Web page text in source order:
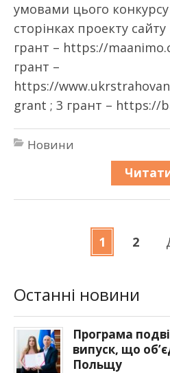
умовами цього
сторінках проекту
грант – https://
грант –
https://
grant ; 3 грант – https://
Новини
1 2
Останні новини
Програма
випуск, що
Польщу